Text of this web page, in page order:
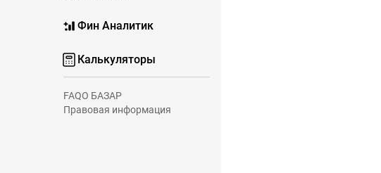
Фин Аналитик
Калькуляторы
FAQО БАЗАР
Правовая информация